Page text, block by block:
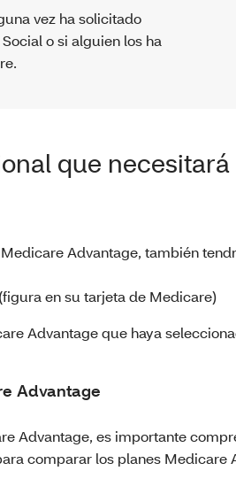
vez ha solicitado
o si alguien los ha
que
Advantage, también
en su tarjeta de Medicare)
Advantage que haya
Advantage
Advantage, es importante
comparar los planes Medicare